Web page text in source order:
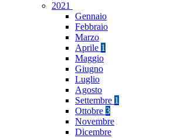
2021
Gennaio
Febbraio
Marzo
Aprile 1
Maggio
Giugno
Luglio
Agosto
Settembre 1
Ottobre 3
Novembre
Dicembre